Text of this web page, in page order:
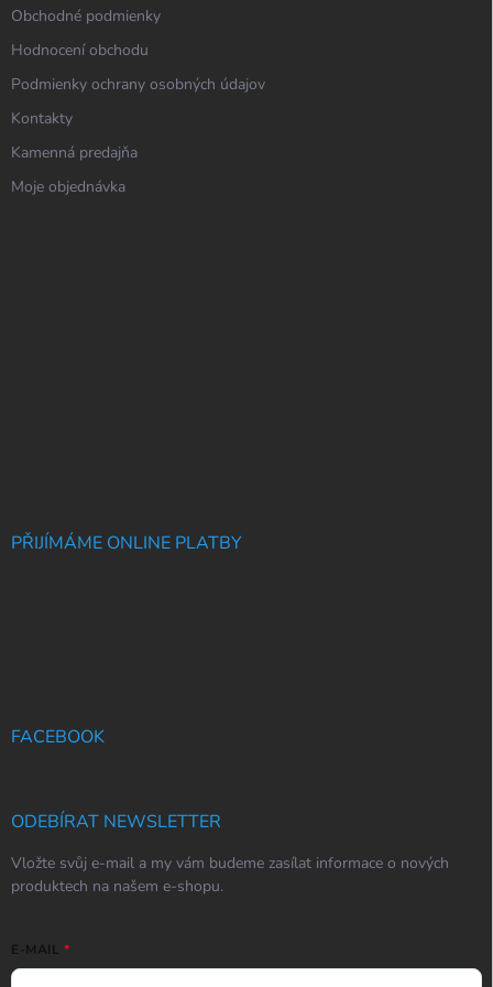
Obchodné podmienky
Hodnocení obchodu
Podmienky ochrany osobných údajov
Kontakty
Kamenná predajňa
Moje objednávka
PŘIJÍMÁME ONLINE PLATBY
FACEBOOK
ODEBÍRAT NEWSLETTER
Vložte svůj e-mail a my vám budeme zasílat informace o nových
produktech na našem e-shopu.
E-MAIL